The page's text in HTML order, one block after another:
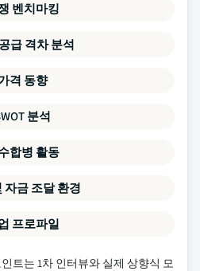
벤치마킹
급 격차 분석
격 동향
분석
합병 활동
자금 조달 환경
프로파일
트는 1차 인터뷰와 실제 상향식 모